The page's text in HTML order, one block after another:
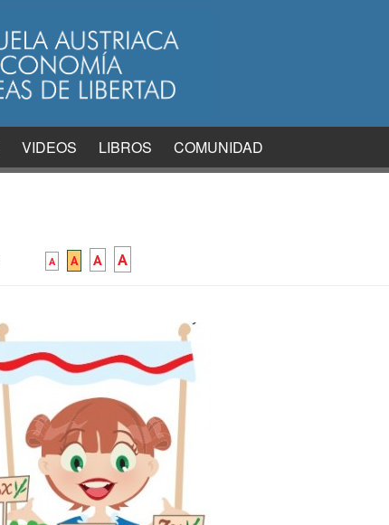
VIDEOS LIBROS COMUNIDAD
A A A A